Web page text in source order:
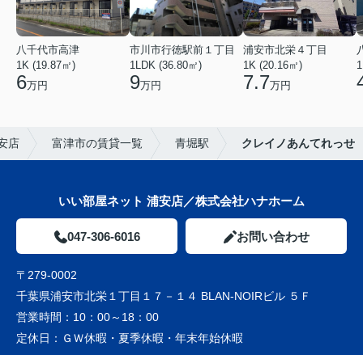
八千代市高津
1K (19.87㎡)
6万円
市川市行徳駅前１丁目
1LDK (36.80㎡)
9万円
浦安市北栄４丁目
1K (20.16㎡)
7.7万円
店 富津市の賃貸一覧 青堀駅 クレイノあんてれっせ
いい部屋ネット 浦安店／株式会社ハナホーム
047-306-6016 お問い合わせ
〒279-0002
千葉県浦安市北栄１丁目１７－１４ BLAN-NOIRビル ５Ｆ
営業時間： 10：00～18：00
定休日： ＧＷ休暇・夏季休暇・年末年始休暇